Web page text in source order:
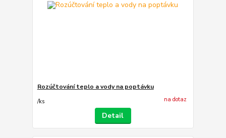
Rozúčtování teplo a vody na poptávku
/ks na dotaz
Detail